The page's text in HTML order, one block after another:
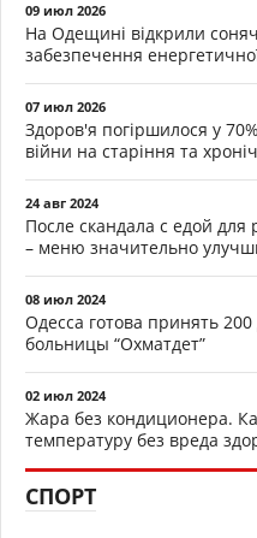
09 июл 2026
На Одещині відкрили
забезпечення
07 июл 2026
Здоров'я погіршилося у
війни на старіння та
24 авг 2024
После скандала с едой
– меню значительно
08 июл 2024
Одесса готова принять
больницы “Охматдет”
02 июл 2024
Жара без кондиционера.
температуру без вреда
СПОРТ